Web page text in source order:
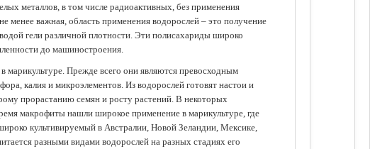
металлов, в том числе радиоактивных, без применения
важная, область применения водорослей – это получение
гели различной плотности. Эти полисахариды широко
до машиностроения.
марикультуре. Прежде всего они являются превосходным
калия и микроэлементов. Из водорослей готовят настои и
прорастанию семян и росту растений. В некоторых
макрофиты нашли широкое применение в марикультуре, где
культивируемый в Австралии, Новой Зеландии, Мексике,
разными видами водорослей на разных стадиях его